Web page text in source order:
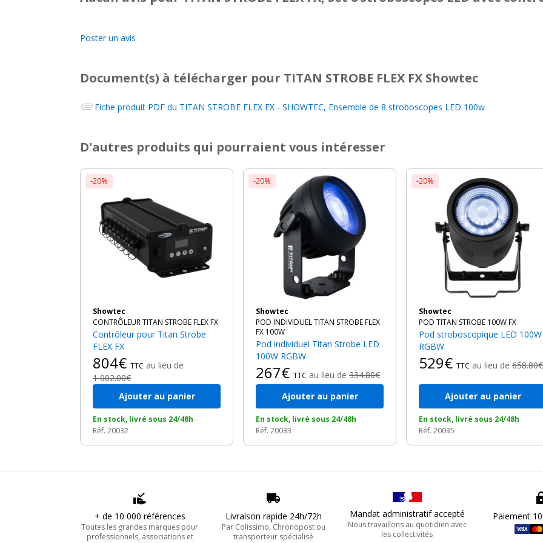
Poster un avis
Document(s) à télécharger pour TITAN STROBE FLEX FX Showtec
Fiche produit PDF du TITAN STROBE FLEX FX - SHOWTEC, Ensemble de 8 stroboscopes LED 100w
D'autres produits qui pourraient vous intéresser
-20%
Showtec
CONTRÔLEUR TITAN STROBE FLEX FX
Contrôleur pour Titan Strobe
FLEX FX
804€ TTC au lieu de
1 002.00€
Ajouter au panier
En stock, livré sous 24/48h
Réf. 20032
-20%
Showtec
POD INDIVIDUEL TITAN STROBE FLEX
FX 100W
Pod individuel Titan Strobe LED
100W RGBW
267€ TTC au lieu de 334.80€
Ajouter au panier
En stock, livré sous 24/48h
Réf. 20033
-20%
Showtec
POD TITAN STROBE 100W FX
Pod stroboscopique LED 100W
RGBW
529€ TTC au lieu de 658.80€
Ajouter au panier
En stock, livré sous 24/48h
Réf. 20035
+ de 10 000 références
Toutes les grandes marques pour
professionnels, associations et
Livraison rapide 24h/72h
Par Colissimo, Chronopost ou
transporteur spécialisé
Mandat administratif accepté
Nous travaillons au quotidien avec
les collectivités
Paiement